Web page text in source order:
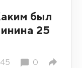
был
25
0